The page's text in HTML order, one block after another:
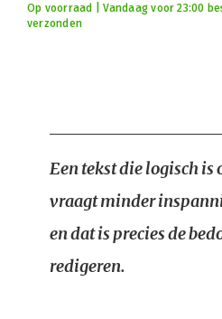
Op voorraad | Vandaag voor 23:00
verzonden
Een tekst die logisch is
vraagt minder
en dat is precies de
redigeren.